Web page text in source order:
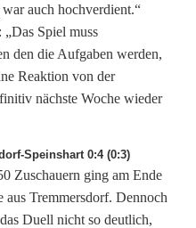
auch hochverdient.“
Spiel muss
den die Aufgaben werden,
Reaktion von der
nächste Woche wieder
Speinshart 0:4 (0:3)
Zuschauern ging am Ende
aus Tremmersdorf. Dennoch
das Duell nicht so deutlich,